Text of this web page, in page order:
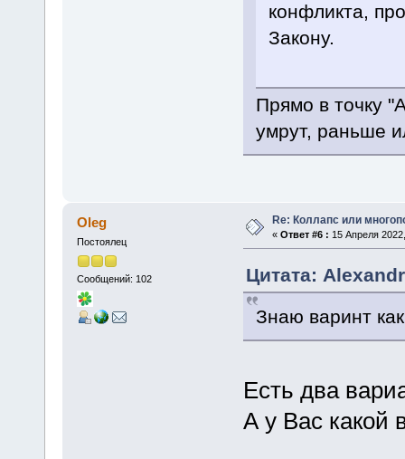
конфликта,
Закону.
Прямо в точку
умрут, раньше
Oleg
Постоялец
Сообщений: 102
Re: Коллапс или
« Ответ #6 : 15 Апреля
Цитата:
Знаю варинт
Есть два
А у Вас какой